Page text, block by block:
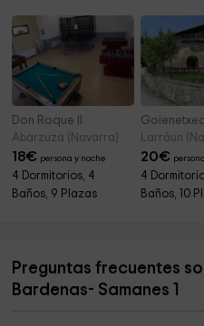
Don Roque II
Abarzuza (Navarra)
18€ persona y noche
4 Dormitorios, 4
Baños, 9 Plazas
Larráun
20€
4
Baños, 10
Preguntas frecuentes
Bardenas- Samanes 1